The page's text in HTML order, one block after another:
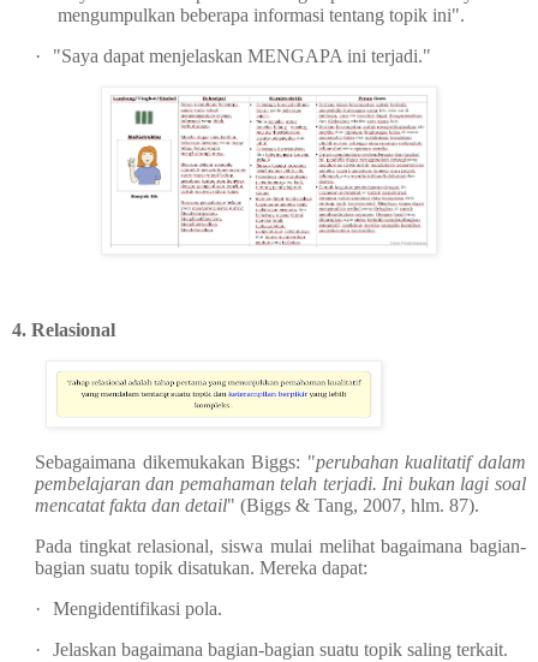
mengumpulkan beberapa informasi tentang topik ini".
·
"Saya dapat menjelaskan MENGAPA ini terjadi."
4. Relasional
Sebagaimana dikemukakan Biggs: "perubahan kualitatif dalam
pembelajaran dan pemahaman telah terjadi. Ini bukan lagi soal
mencatat fakta dan detail" (Biggs & Tang, 2007, hlm. 87).
Pada tingkat relasional, siswa mulai melihat bagaimana bagian-
bagian suatu topik disatukan. Mereka dapat:
·
Mengidentifikasi pola.
·
Jelaskan bagaimana bagian-bagian suatu topik saling terkait.